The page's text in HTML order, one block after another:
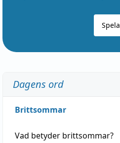
Spela
Dagens ord
Brittsommar
Vad betyder brittsommar?